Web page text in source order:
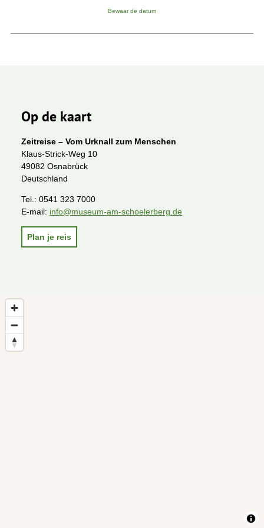
Bewaar de datum
Op de kaart
Zeitreise – Vom Urknall zum Menschen
Klaus-Strick-Weg 10
49082 Osnabrück
Deutschland
Tel.: 0541 323 7000
E-mail: info@museum-am-schoelerberg.de
Plan je reis